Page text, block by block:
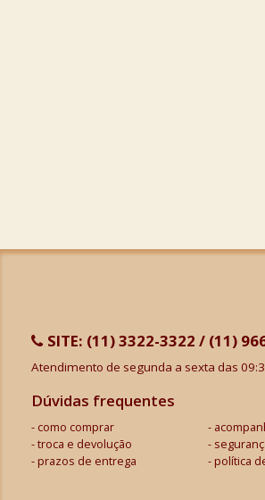
SITE: (11) 3322-3322 / (11)
Atendimento de segunda a sexta das
Dúvidas frequentes
como comprar
troca e devolução
prazos de entrega
política